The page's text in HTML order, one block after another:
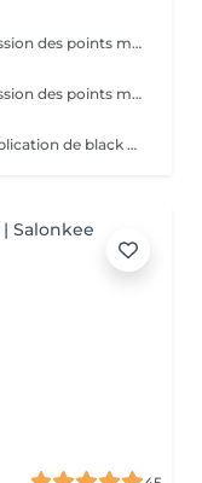
Massage d'inspiration ayurvédique et pression des points marmas selon votre dosha (vata, pitta, kapha), tant avec les couleurs que les parfums et le choix des huiles. Une tisane vous sera servie après le soin.
Massage d'inspiration ayurvédique et pression des points marmas selon votre dosha (vata, pitta, kapha), tant avec les couleurs que les parfums et le choix des huiles. Corps, mini soin visage et cuir chevelu. Une tisane vous sera servie après le soin.
Massage drainant corps complet avec application de black mud détox. Idéal pour les tempéraments kapha et les personnes ayant de la rétention de liquides ou de la cellulite liée à cela. Effet jambes légères garanti, soin très relaxant. Une boisson Tisama Lakshmi dren vous sera servie après le soin.